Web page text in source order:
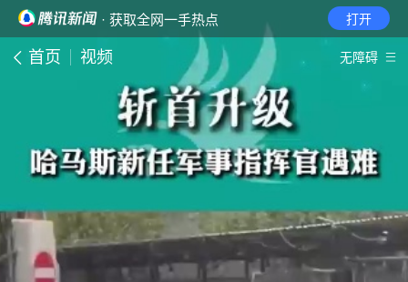
· 获取全网一手热点 打开
首页 视频 无障碍